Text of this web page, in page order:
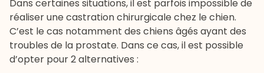
Dans certaines situations, il est parfois impossible de
réaliser une castration chirurgicale chez le chien.
C’est le cas notamment des chiens âgés ayant des
troubles de la prostate. Dans ce cas, il est possible
d’opter pour 2 alternatives :